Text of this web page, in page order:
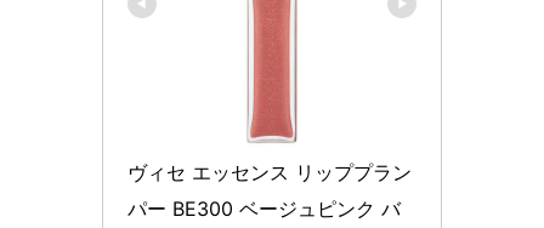
ヴィセ エッセンス リッププラン
パー BE300 ベージュピンク バ